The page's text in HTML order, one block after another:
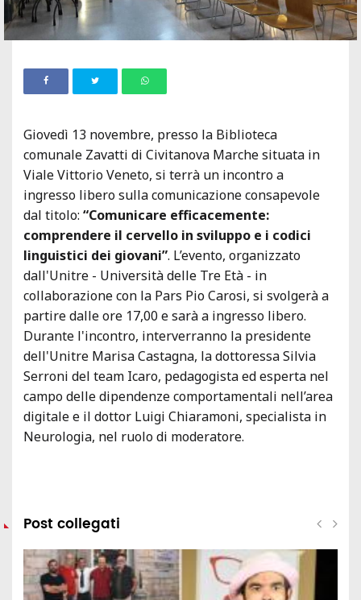
Giovedì 13 novembre, presso la Biblioteca
comunale Zavatti di Civitanova Marche situata in
Viale Vittorio Veneto, si terrà un incontro a
ingresso libero sulla comunicazione consapevole
dal titolo: “Comunicare efficacemente:
comprendere il cervello in sviluppo e i codici
linguistici dei giovani”. L’evento, organizzato
dall'Unitre - Università delle Tre Età - in
collaborazione con la Pars Pio Carosi, si svolgerà a
partire dalle ore 17,00 e sarà a ingresso libero.
Durante l'incontro, interverranno la presidente
dell'Unitre Marisa Castagna, la dottoressa Silvia
Serroni del team Icaro, pedagogista ed esperta nel
campo delle dipendenze comportamentali nell’area
digitale e il dottor Luigi Chiaramoni, specialista in
Neurologia, nel ruolo di moderatore.
Post collegati